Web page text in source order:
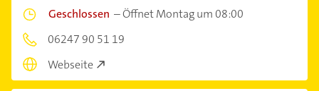
Geschlossen –Öffnet Montag um 08:00
06247 90 51 19
Webseite